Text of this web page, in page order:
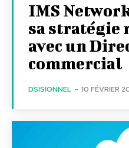
IMS
sa stratégie
avec un
commercial
DSISIONNEL - 10 FÉVRIER